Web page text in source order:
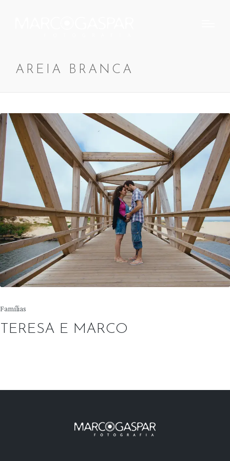
AREIA BRANCA
Posted
in
Famílias
TERESA E MARCO